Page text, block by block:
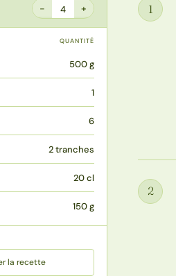
− 4 +
QUANTITÉ
500 g
1
6
2 tranches
20 cl
150 g
la recette
Étape
1
Étape
2